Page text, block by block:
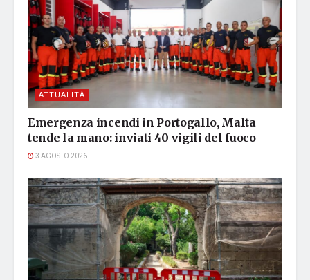
ATTUALITÀ
Emergenza incendi in Portogallo, Malta
tende la mano: inviati 40 vigili del fuoco
3 AGOSTO 2026